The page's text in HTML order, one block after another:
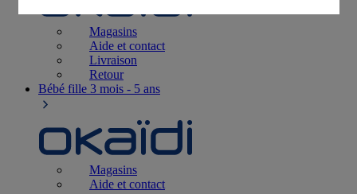
Magasins
Aide et contact
Livraison
Retour
Bébé fille 3 mois - 5 ans
Magasins
Aide et contact